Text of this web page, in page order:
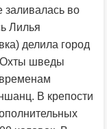
заливалась во
Лилья
делила город
Охты шведы
В крепости